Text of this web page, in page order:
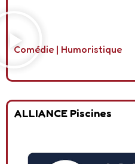
Comédie | Humoristique
ALLIANCE Piscines